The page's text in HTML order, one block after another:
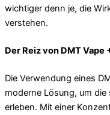
wichtiger denn je, die
verstehen.
Der Reiz von DMT Vape
Die Verwendung eines
moderne Lösung, um
erleben. Mit einer